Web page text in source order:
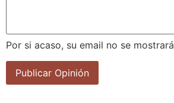
Por si acaso, su email no se mostrará